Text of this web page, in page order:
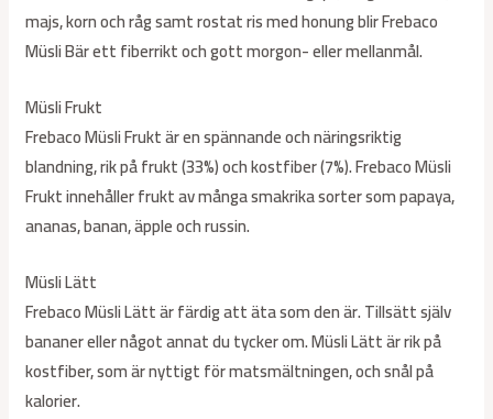
majs, korn och råg samt rostat ris med honung blir Frebaco
Müsli Bär ett fiberrikt och gott morgon- eller mellanmål.
Müsli Frukt
Frebaco Müsli Frukt är en spännande och näringsriktig
blandning, rik på frukt (33%) och kostfiber (7%). Frebaco Müsli
Frukt innehåller frukt av många smakrika sorter som papaya,
ananas, banan, äpple och russin.
Müsli Lätt
Frebaco Müsli Lätt är färdig att äta som den är. Tillsätt själv
bananer eller något annat du tycker om. Müsli Lätt är rik på
kostfiber, som är nyttigt för matsmältningen, och snål på
kalorier.